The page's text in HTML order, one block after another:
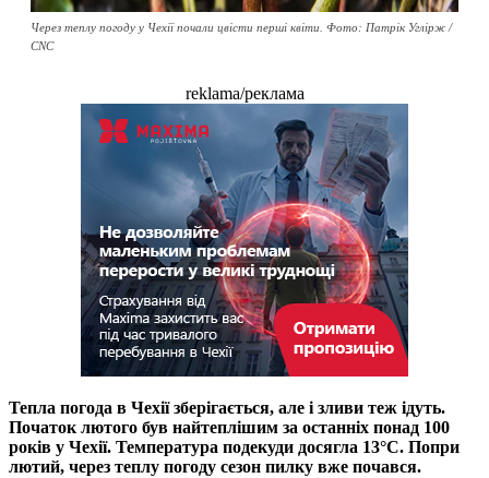
Через теплу погоду у Чехії почали цвісти перші квіти. Фото: Патрік Углірж /
CNC
reklama/реклама
Тепла погода в Чехії зберігається, але і зливи теж ідуть.
Початок лютого був найтеплішим за останніх понад 100
років у Чехії. Температура подекуди досягла 13°C. Попри
лютий, через теплу погоду сезон пилку вже почався.